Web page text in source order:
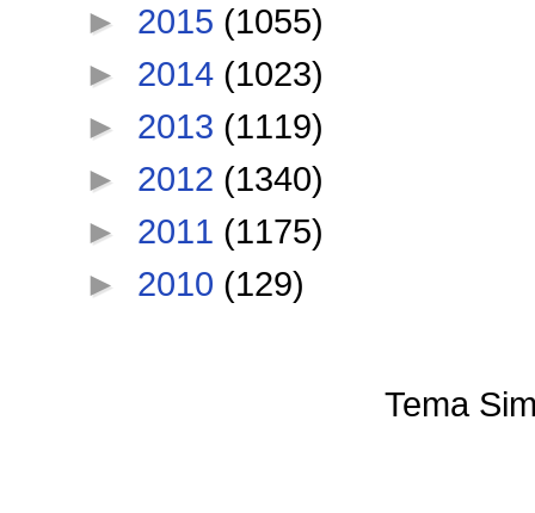
► 2015 (1055)
► 2014 (1023)
► 2013 (1119)
► 2012 (1340)
► 2011 (1175)
► 2010 (129)
Tema